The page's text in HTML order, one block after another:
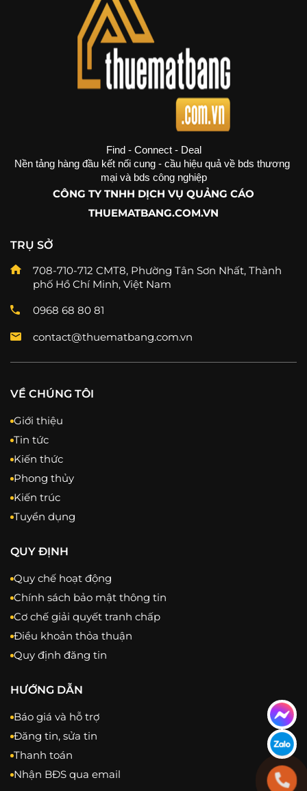
Find - Connect - Deal
Nền tảng hàng đầu kết nối cung - cầu hiệu quả về bds thương
mại và bds công nghiệp
CÔNG TY TNHH DỊCH VỤ QUẢNG CÁO
THUEMATBANG.COM.VN
TRỤ SỞ
708-710-712 CMT8, Phường Tân Sơn Nhất, Thành
phố Hồ Chí Minh, Việt Nam
0968 68 80 81
contact@thuematbang.com.vn
VỀ CHÚNG TÔI
Giới thiệu
Tin tức
Kiến thức
Phong thủy
Kiến trúc
Tuyển dụng
QUY ĐỊNH
Quy chế hoạt động
Chính sách bảo mật thông tin
Cơ chế giải quyết tranh chấp
Điều khoản thỏa thuận
Quy định đăng tin
HƯỚNG DẪN
Báo giá và hỗ trợ
Đăng tin, sửa tin
Thanh toán
Nhận BĐS qua email